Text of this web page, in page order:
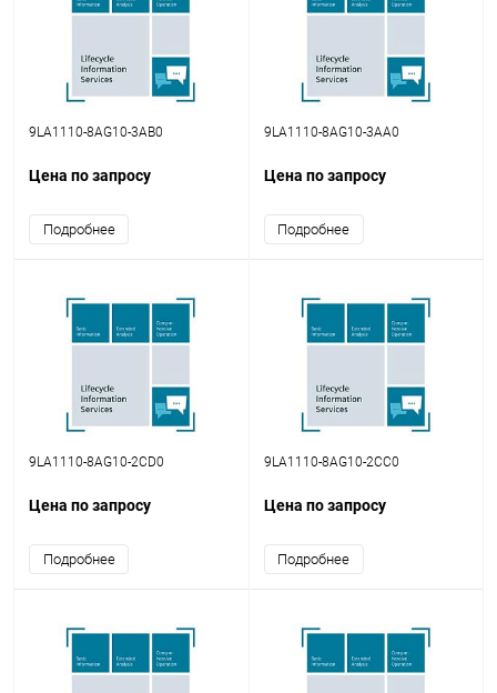
9LA1110-8AG10-3AB0
Цена по запросу
Подробнее
9LA1110-8AG10-3AA0
Цена по запросу
Подробнее
9LA1110-8AG10-2CD0
Цена по запросу
Подробнее
9LA1110-8AG10-2CC0
Цена по запросу
Подробнее